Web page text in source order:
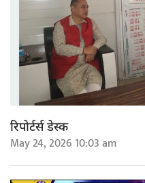
रिपोर्टर्स डेस्क
May 24, 2026 10:03 am